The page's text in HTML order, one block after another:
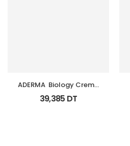
ADERMA  Biology Creme
Legere Hyd Tb 0Ml
39,385 DT